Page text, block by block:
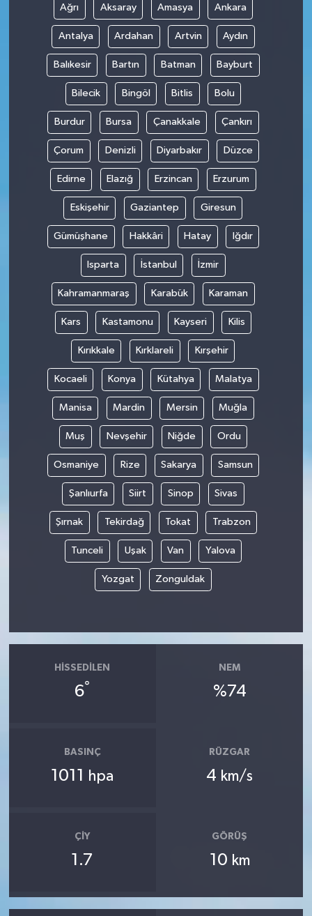
Ağrı Aksaray Amasya Ankara
Antalya Ardahan Artvin Aydın
Balıkesir Bartın Batman Bayburt
Bilecik Bingöl Bitlis Bolu
Burdur Bursa Çanakkale Çankırı
Çorum Denizli Diyarbakır Düzce
Edirne Elazığ Erzincan Erzurum
Eskişehir Gaziantep Giresun
Gümüşhane Hakkâri Hatay Iğdır
Isparta İstanbul İzmir
Kahramanmaraş Karabük Karaman
Kars Kastamonu Kayseri Kilis
Kırıkkale Kırklareli Kırşehir
Kocaeli Konya Kütahya Malatya
Manisa Mardin Mersin Muğla
Muş Nevşehir Niğde Ordu
Osmaniye Rize Sakarya Samsun
Şanlıurfa Siirt Sinop Sivas
Şırnak Tekirdağ Tokat Trabzon
Tunceli Uşak Van Yalova
Yozgat Zonguldak
HISSEDILEN
6°
NEM
%74
BASINÇ
1011 hpa
RÜZGAR
4 km/s
ÇIY
1.7
GÖRÜŞ
10 km